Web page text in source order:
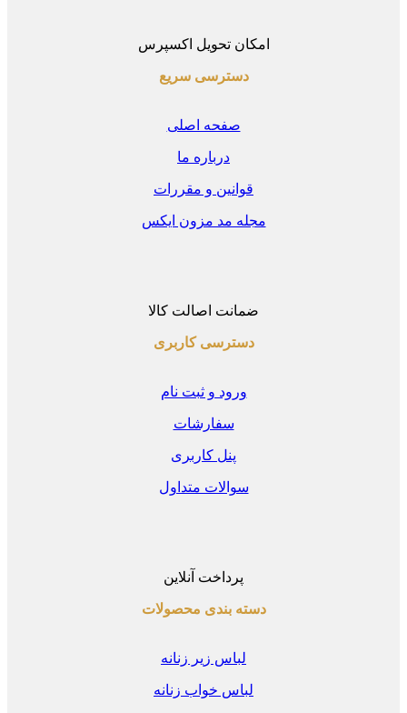
امکان تحویل اکسپرس
دسترسی سریع
صفحه اصلی
درباره ما
قوانین و مقررات
مجله مد مزون ایکس
ضمانت اصالت کالا
دسترسی کاربری
ورود و ثبت نام
سفارشات
پنل کاربری
سوالات متداول
پرداخت آنلاین
دسته بندی محصولات
لباس زیر زنانه
لباس خواب زنانه